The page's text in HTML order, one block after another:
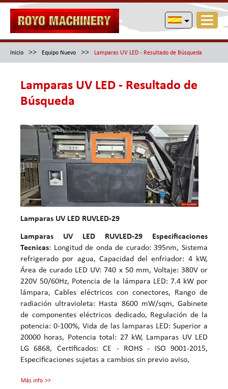
Inicio >> Equipo Nuevo >> Lamparas UV LED - Resultado de Búsqueda
Lamparas UV LED - Resultado de
Búsqueda
Lamparas UV LED RUVLED-29
Lamparas UV LED RUVLED-29
Especificaciones
Tecnicas: Longitud de onda de curado: 395nm, Sistema
refrigerado por agua, Capacidad del enfriador: 4 kW,
Área de curado LED UV: 740 x 50 mm, Voltaje: 380V or
220V 50/60Hz, Potencia de la lámpara LED: 7.4 kW por
lámpara, Cables eléctricos con conectores, Rango de
radiación ultravioleta: Hasta 8600 mW/sqm, Gabinete
de componentes eléctricos dedicado, Regulación de la
potencia: 0-100%, Vida de las lamparas LED: Superior a
20000 horas, Potencia total: 27 kW, Lamparas UV LED
LG 6868, Certificados: CE - ROHS - ISO 9001-2015,
Especificaciones sujetas a cambios sin previo aviso,
Más info